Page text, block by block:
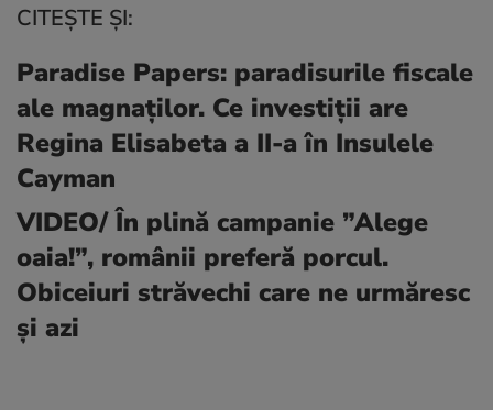
CITEȘTE ȘI:
Paradise Papers: paradisurile fiscale
ale magnaților. Ce investiții are
Regina Elisabeta a II-a în Insulele
Cayman
VIDEO/ În plină campanie ”Alege
oaia!”, românii preferă porcul.
Obiceiuri străvechi care ne urmăresc
și azi